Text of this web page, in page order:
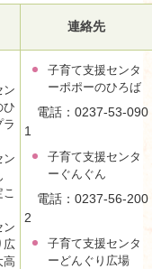
連絡先
ン
ひ
ラ
ン
こ
ン
広
高
子育て支援センタ
ーポポーのひろば
電話：0237-53-090
1
子育て支援センタ
ーぐんぐん
電話：0237-56-200
2
子育て支援センタ
ーどんぐり広場